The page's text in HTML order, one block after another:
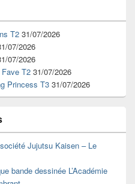
T2 31/07/2026
07/2026
07/2026
Fave T2 31/07/2026
Princess T3 31/07/2026
Jujutsu Kaisen – Le
bande dessinée L’Académie